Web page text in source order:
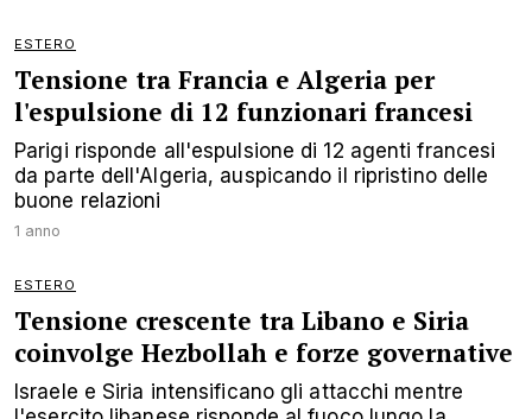
ESTERO
Tensione tra Francia e Algeria per
l'espulsione di 12 funzionari francesi
Parigi risponde all'espulsione di 12 agenti francesi
da parte dell'Algeria, auspicando il ripristino delle
buone relazioni
1 anno
ESTERO
Tensione crescente tra Libano e Siria
coinvolge Hezbollah e forze governative
Israele e Siria intensificano gli attacchi mentre